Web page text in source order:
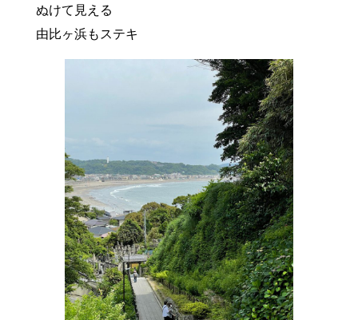
ぬけて見える
由比ヶ浜もステキ